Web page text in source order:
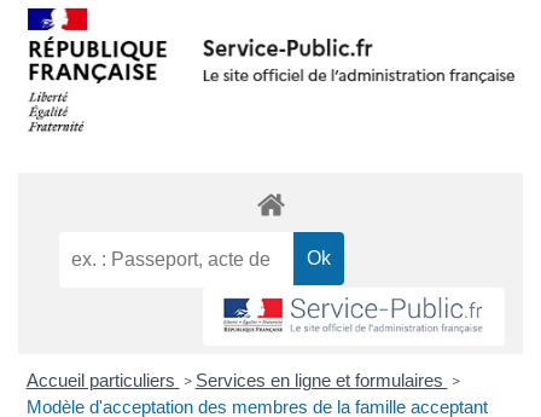
Accueil particuliers > Services en ligne et formulaires >
Modèle d'acceptation des membres de la famille acceptant